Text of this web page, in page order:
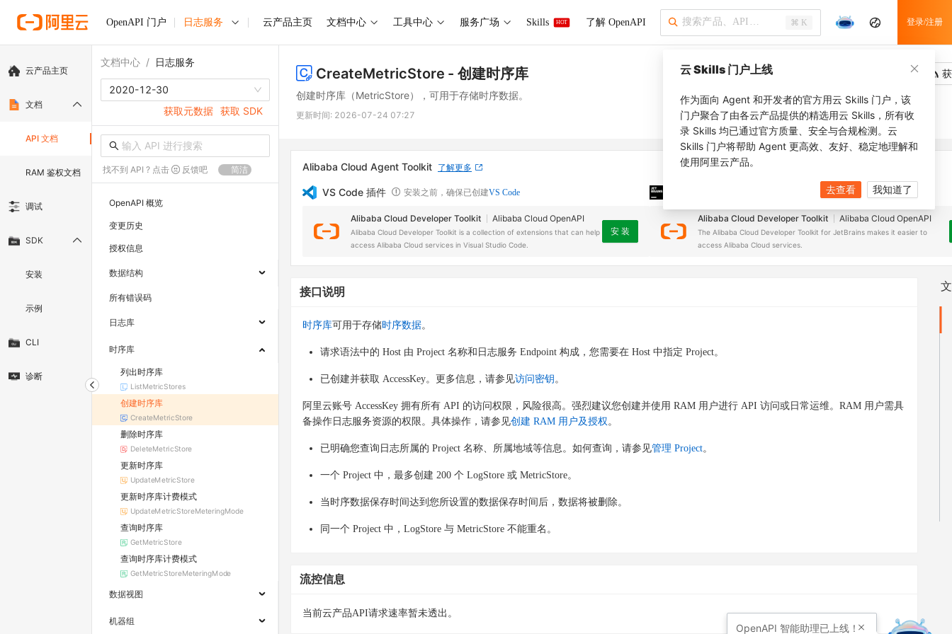
OpenAPI 门户 日志服务 云产品主页 文档中心 工具中心 服务广场 Skills HOT 了解 OpenAPI ⌘ K 登录/注册
云产品主页
文档
API 文档
RAM 鉴权文档
调试
SDK
安装
示例
CLI
诊断
文档中心 / 日志服务
2020-12-30
获取元数据 获取 SDK
找不到 API ? 点击 反馈吧 简洁
OpenAPI 概览
变更历史
授权信息
数据结构
所有错误码
日志库
时序库
列出时序库
ListMetricStores
创建时序库
CreateMetricStore
删除时序库
DeleteMetricStore
更新时序库
UpdateMetricStore
更新时序库计费模式
UpdateMetricStoreMeteringMode
查询时序库
GetMetricStore
查询时序库计费模式
GetMetricStoreMeteringMode
数据视图
机器组
CreateMetricStore - 创建时序库
创建时序库（MetricStore），可用于存储时序数据。
更新时间: 2026-07-24 07:27
Alibaba Cloud Agent Toolkit 了解更多
VS Code 插件 安装之前，确保已创建VS Code
Alibaba Cloud Developer Toolkit Alibaba Cloud OpenAPI
Alibaba Cloud Developer Toolkit is a collection of extensions that can help
access Alibaba Cloud services in Visual Studio Code.
安 装
安装之前，确保已创建JetBrains IDE
Alibaba Cloud Developer Toolkit Alibaba Cloud OpenAPI
The Alibaba Cloud Developer Toolkit for JetBrains makes it easier to
access Alibaba Cloud services.
接口说明
时序库可用于存储时序数据。
请求语法中的 Host 由 Project 名称和日志服务 Endpoint 构成，您需要在 Host 中指定 Project。
已创建并获取 AccessKey。更多信息，请参见访问密钥 。
阿里云账号 AccessKey 拥有所有 API 的访问权限，风险很高。强烈建议您创建并使用 RAM 用户进行 API 访问或日常运维。RAM 用户需具
备操作日志服务资源的权限。具体操作，请参见创建 RAM 用户及授权。
已明确您查询日志所属的 Project 名称、所属地域等信息。如何查询，请参见管理 Project。
一个 Project 中，最多创建 200 个 LogStore 或 MetricStore。
当时序数据保存时间达到您所设置的数据保存时间后，数据将被删除。
同一个 Project 中，LogStore 与 MetricStore 不能重名。
流控信息
当前云产品API请求速率暂未透出。
云 Skills 门户上线
作为面向 Agent 和开发者的官方用云 Skills 门户，该
门户聚合了由各云产品提供的精选用云 Skills，所有收
录 Skills 均已通过官方质量、安全与合规检测。云
Skills 门户将帮助 Agent 更高效、友好、稳定地理解和
使用阿里云产品。
去查看 我知道了
OpenAPI 智能助理已上线！